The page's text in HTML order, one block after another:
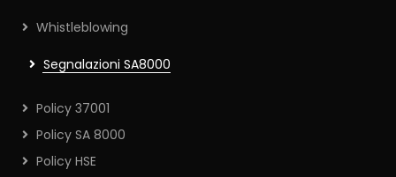
Whistleblowing
Segnalazioni SA8000
Policy 37001
Policy SA 8000
Policy HSE